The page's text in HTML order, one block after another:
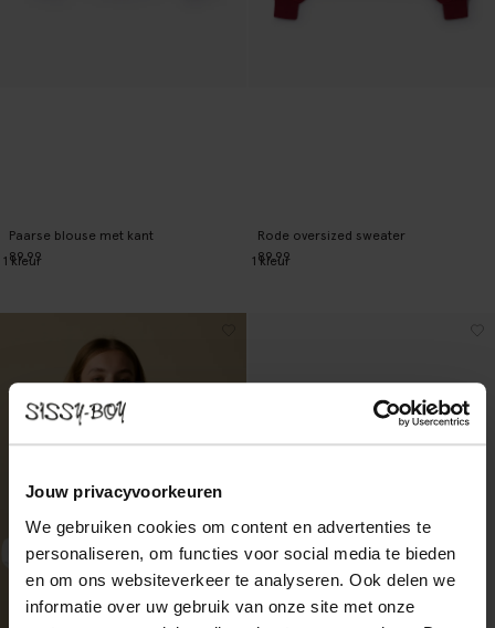
Jouw privacyvoorkeuren
We gebruiken cookies om content en advertenties te
personaliseren, om functies voor social media te bieden
en om ons websiteverkeer te analyseren. Ook delen we
informatie over uw gebruik van onze site met onze
Paarse blouse met kant
89.99
1 kleur
Rode oversized sweater
89.99
1 kleur